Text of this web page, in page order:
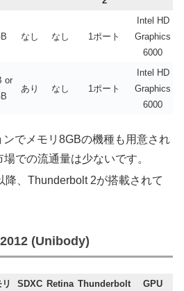
なし なし 1ポート
Intel HD
Graphics
6000
or
あり なし 1ポート
Intel HD
Graphics
6000
でメモリ8GBの機種も用意され
での流通量は少ないです。
降、Thunderbolt 2が搭載されて
(Unibody)
SDXC Retina Thunderbolt GPU